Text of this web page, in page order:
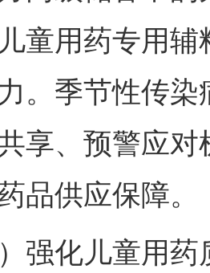
童用药专用
。季节性传
享、预警应
品供应保障。
化儿童用药